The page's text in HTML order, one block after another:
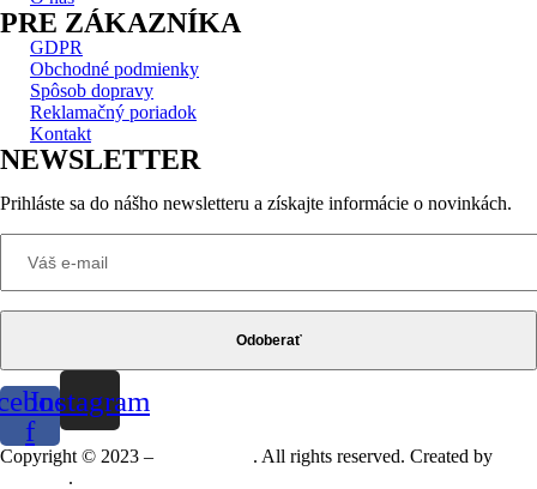
PRE ZÁKAZNÍKA
GDPR
Obchodné podmienky
Spôsob dopravy
Reklamačný poriadok
Kontakt
NEWSLETTER
Prihláste sa do nášho newsletteru a získajte informácie o novinkách.
Odoberať
f
Instagram
Copyright © 2023 –
. All rights reserved. Created by
.